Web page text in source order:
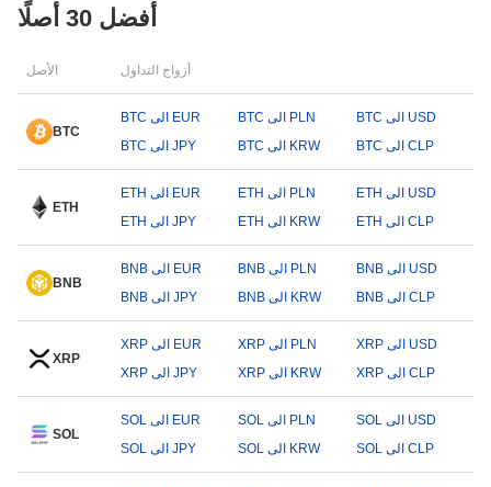
أفضل 30 أصلًا
الأصل أزواج التداول
BTC
BTC الى EUR BTC الى PLN
BTC الى USD
BTC الى JPY
BTC الى KRW BTC الى CLP
ETH
ETH الى EUR ETH الى PLN
ETH الى USD
ETH الى JPY
ETH الى KRW ETH الى CLP
BNB
BNB الى EUR BNB الى PLN
BNB الى USD
BNB الى JPY
BNB الى KRW BNB الى CLP
XRP
XRP الى EUR XRP الى PLN
XRP الى USD
XRP الى JPY
XRP الى KRW XRP الى CLP
SOL
SOL الى EUR SOL الى PLN
SOL الى USD
SOL الى JPY
SOL الى KRW SOL الى CLP